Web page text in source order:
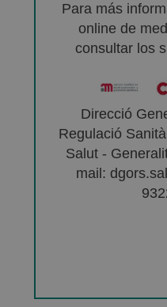
Para más
online de
consultar los
Direcció
Regulació
Salut -
mail: